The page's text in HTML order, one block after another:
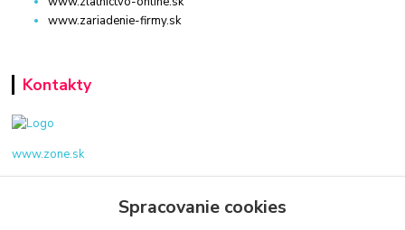
www.zariadenie-firmy.sk
Kontakty
www.zone.sk
+421 940 949 000Spracovanie cookies